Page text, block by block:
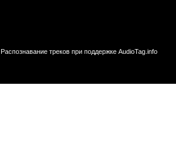
Распознавание треков при поддержке AudioTag.info